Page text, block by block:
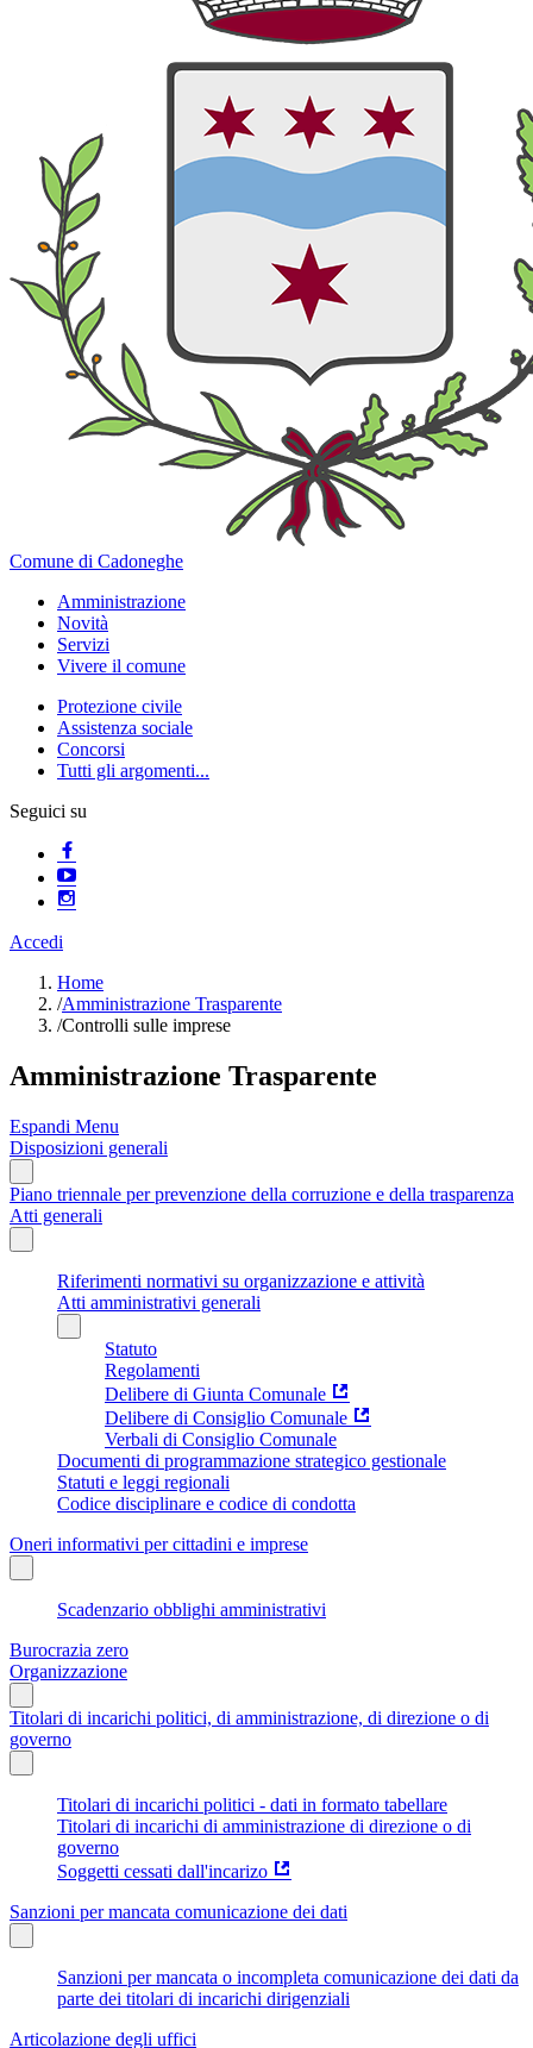
Comune di Cadoneghe
Amministrazione
Novità
Servizi
Vivere il comune
Protezione civile
Assistenza sociale
Concorsi
Tutti gli argomenti...
Seguici su
Accedi
Home
/Amministrazione Trasparente
/Controlli sulle imprese
Amministrazione Trasparente
Espandi Menu
Disposizioni generali
Piano triennale per prevenzione della corruzione e della trasparenza
Atti generali
Riferimenti normativi su organizzazione e attività
Atti amministrativi generali
Statuto
Regolamenti
Delibere di Giunta Comunale
Delibere di Consiglio Comunale
Verbali di Consiglio Comunale
Documenti di programmazione strategico gestionale
Statuti e leggi regionali
Codice disciplinare e codice di condotta
Oneri informativi per cittadini e imprese
Scadenzario obblighi amministrativi
Burocrazia zero
Organizzazione
Titolari di incarichi politici, di amministrazione, di direzione o di
governo
Titolari di incarichi politici - dati in formato tabellare
Titolari di incarichi di amministrazione di direzione o di
governo
Soggetti cessati dall'incarizo
Sanzioni per mancata comunicazione dei dati
Sanzioni per mancata o incompleta comunicazione dei dati da
parte dei titolari di incarichi dirigenziali
Articolazione degli uffici